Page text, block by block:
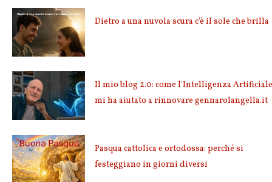
Dietro a una nuvola scura c'è il sole che brilla
Il mio blog 2.0: come l'Intelligenza Artificiale
mi ha aiutato a rinnovare gennarolangella.it
Pasqua cattolica e ortodossa: perché si
festeggiano in giorni diversi